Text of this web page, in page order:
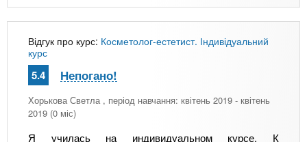
Відгук про курс: Косметолог-естетист. Індивідуальний
курс
Хорькова Светла, період навчання: квітень 2019 - квітень
2019 (0 міс)
Я училась на индивидуальном курсе. К
5.4 Непогано!